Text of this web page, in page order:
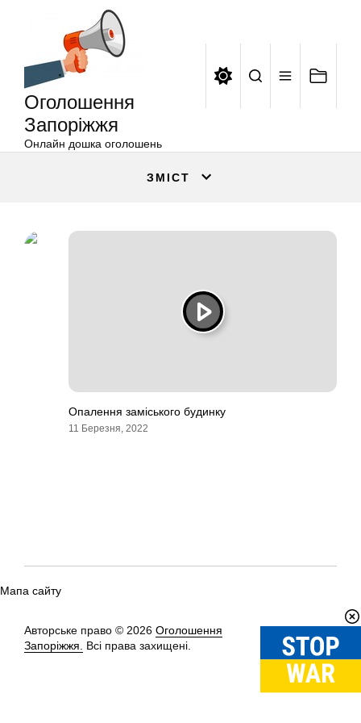
Оголошення
Запоріжжя
Онлайн дошка оголошень
ЗМІСТ
Опалення заміського будинку
11 Березня, 2022
Мапа сайту
Авторське право © 2026 Оголошення
Запоріжжя.
Всі права захищені.
Вгору↑